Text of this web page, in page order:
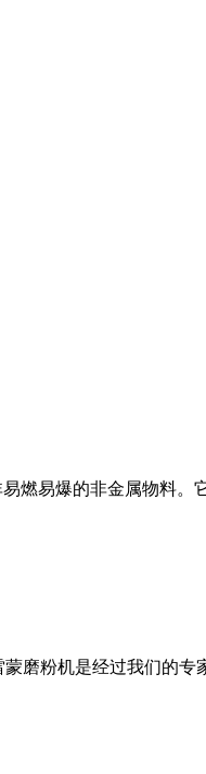
燃易爆的非金属物料。
磨粉机是经过我们的专